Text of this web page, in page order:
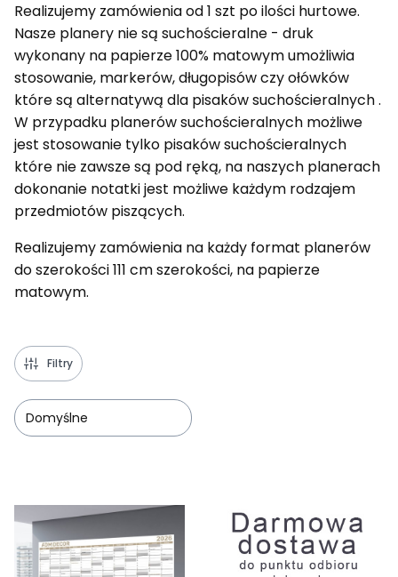
Realizujemy zamówienia od 1 szt po ilości hurtowe.
Nasze planery nie są suchościeralne - druk
wykonany na papierze 100% matowym umożliwia
stosowanie, markerów, długopisów czy ołówków
które są alternatywą dla pisaków suchościeralnych .
W przypadku planerów suchościeralnych możliwe
jest stosowanie tylko pisaków suchościeralnych
które nie zawsze są pod ręką, na naszych planerach
dokonanie notatki jest możliwe każdym rodzajem
przedmiotów piszących.
Realizujemy zamówienia na każdy format planerów
do szerokości 111 cm szerokości, na papierze
matowym.
Filtry
Domyślne